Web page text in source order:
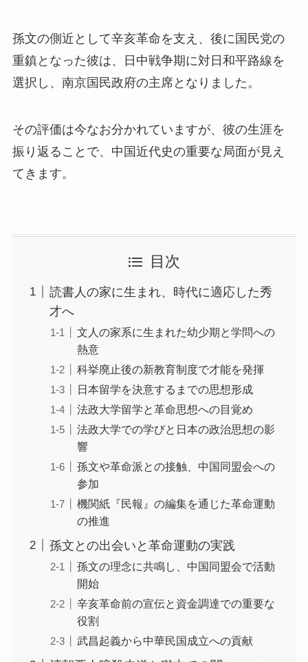
孫文の側近として辛亥革命を支え、後に国民党の
重鎮となった彼は、日中戦争期に対日和平路線を
選択し、南京国民政府の主席となりました。
その評価は今なお分かれていますが、彼の生涯を
振り返ることで、中国近代史の重要な局面が見え
てきます。
目次
読書人の家に生まれ、時代に適応した秀
才へ
文人の家系に生まれた幼少期と学問への
熱意
科挙廃止後の新教育制度で才能を発揮
日本留学を決意するまでの思想形成
法政大学留学と革命思想への目覚め
法政大学での学びと日本の政治思想の影
響
孫文や革命派との接触、中国同盟会への
参加
機関紙『民報』の編集を通じた革命運動
の推進
孫文との出会いと革命運動の実践
孫文の理念に共鳴し、中国同盟会で活動
開始
辛亥革命前の宣伝と資金調達での重要な
役割
武昌起義から中華民国成立への貢献